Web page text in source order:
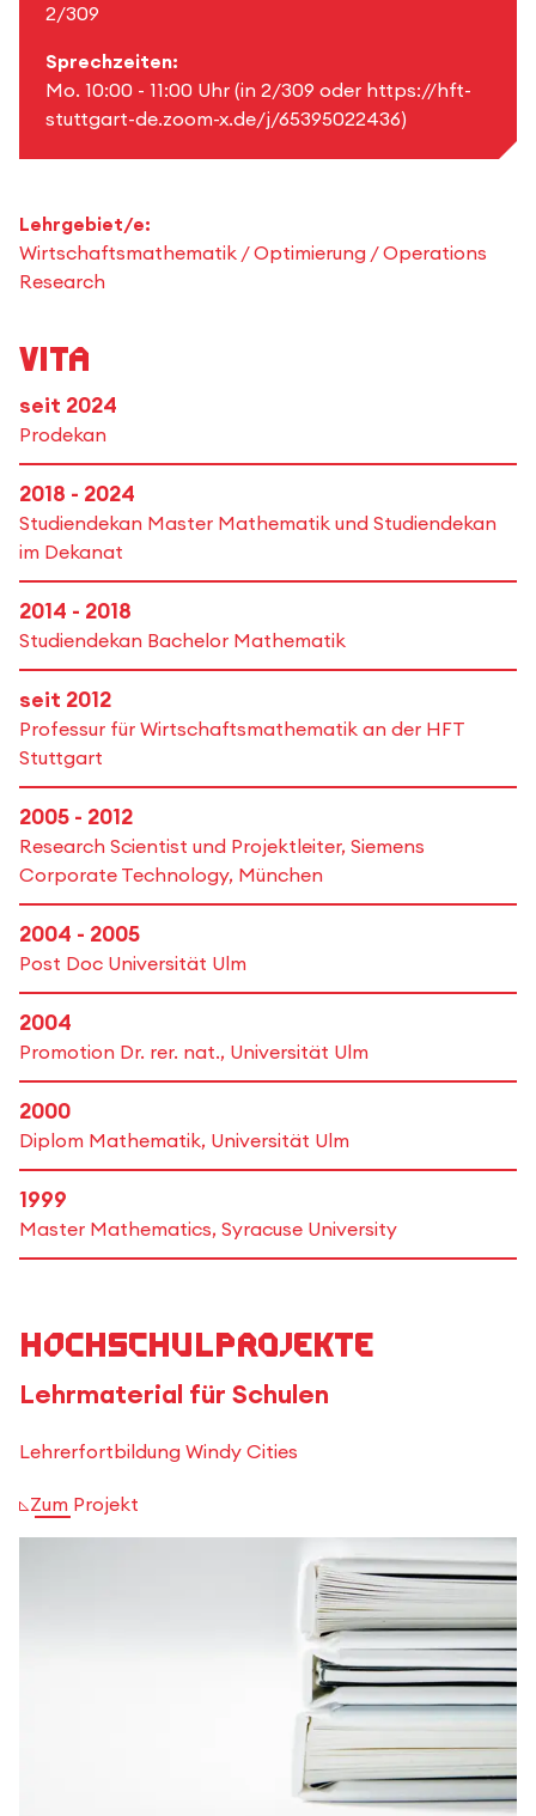
Lehrgebiet/e:
Wirtschaftsmathematik / Optimierung / Operations
Research
2/309
Sprechzeiten:
Mo. 10:00 - 11:00 Uhr (in 2/309 oder https://hft-
stuttgart-de.zoom-x.de/j/65395022436)
Vita
seit 2024
Prodekan
2018 - 2024
Studiendekan Master Mathematik und Studiendekan
im Dekanat
2014 - 2018
Studiendekan Bachelor Mathematik
seit 2012
Professur für Wirtschaftsmathematik an der HFT
Stuttgart
2005 - 2012
Research Scientist und Projektleiter, Siemens
Corporate Technology, München
2004 - 2005
Post Doc Universität Ulm
2004
Promotion Dr. rer. nat., Universität Ulm
2000
Diplom Mathematik, Universität Ulm
1999
Master Mathematics, Syracuse University
Hochschulprojekte
Lehrmaterial für Schulen
Lehrerfortbildung Windy Cities
Zum Projekt